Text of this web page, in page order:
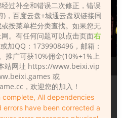
场景（Scenes）
Fall_Of_Dynasty_Silhouette
_Play_Bug_Fixed_2
过补全和错误二次修正，错误
)，百度云盘+城通云盘双链接同
按菜单栏分类查找。如果您无
。有任何问题可以点击页面右
加QQ：1739908496，邮箱：
推广可获10%佣金(10%+1%上
站网址 https://www.beixi.vip
或
，欢迎您的加入！
All dependencies
have been corrected a